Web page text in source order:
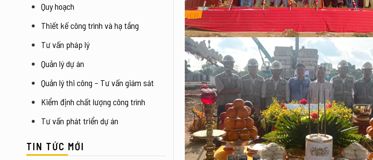
Quy hoạch
Thiết kế công trình và hạ tầng
Tư vấn pháp lý
Quản lý dự án
Quản lý thi công – Tư vấn giám sát
Kiểm định chất lượng công trình
Tư vấn phát triển dự án
TIN TỨC MỚI